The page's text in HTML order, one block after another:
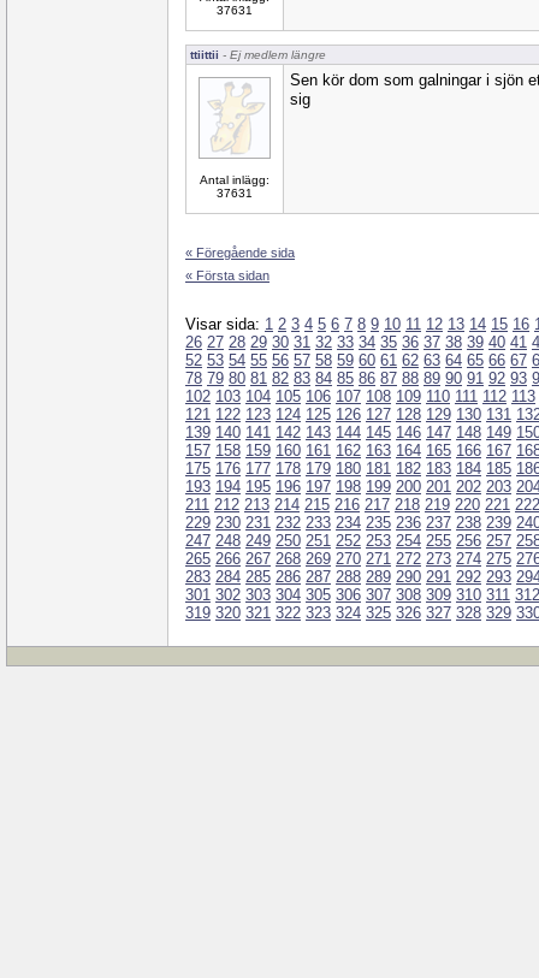
37631
ttiittii - Ej medlem längre
Antal inlägg:
37631
Sen kör dom som galningar i sjön
sig
« Föregående sida
« Första sidan
Visar sida: 1 2 3 4 5 6 7 8 9 10 11 12 13 14 15 16
26 27 28 29 30 31 32 33 34 35 36 37 38 39 40 41
52 53 54 55 56 57 58 59 60 61 62 63 64 65 66 67
78 79 80 81 82 83 84 85 86 87 88 89 90 91 92 93
102 103 104 105 106 107 108 109 110 111 112 113
121 122 123 124 125 126 127 128 129 130 131
139 140 141 142 143 144 145 146 147 148 149
157 158 159 160 161 162 163 164 165 166 167
175 176 177 178 179 180 181 182 183 184 185
193 194 195 196 197 198 199 200 201 202 203
211 212 213 214 215 216 217 218 219 220 221 222
229 230 231 232 233 234 235 236 237 238 239
247 248 249 250 251 252 253 254 255 256 257
265 266 267 268 269 270 271 272 273 274 275
283 284 285 286 287 288 289 290 291 292 293
301 302 303 304 305 306 307 308 309 310 311 312
319 320 321 322 323 324 325 326 327 328 329